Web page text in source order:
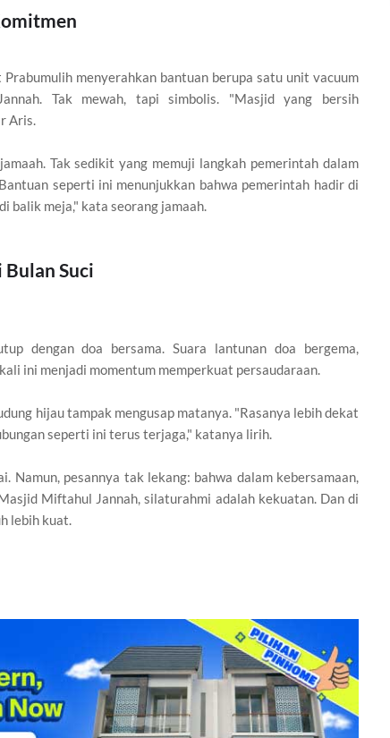
menyerahkan bantuan berupa satu unit vacuum
Tak mewah, tapi simbolis. "Masjid yang bersih
Aris.
Tak sedikit yang memuji langkah pemerintah dalam
seperti ini menunjukkan bahwa pemerintah hadir di
balik meja," kata seorang jamaah.
Suci
dengan doa bersama. Suara lantunan doa bergema,
ini menjadi momentum memperkuat persaudaraan.
hijau tampak mengusap matanya. "Rasanya lebih dekat
seperti ini terus terjaga," katanya lirih.
Namun, pesannya tak lekang: bahwa dalam kebersamaan,
Miftahul Jannah, silaturahmi adalah kekuatan. Dan di
lebih kuat.